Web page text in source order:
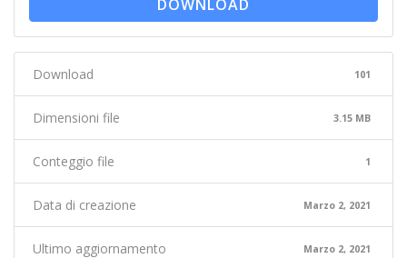
DOWNLOAD
Download 101
Dimensioni file 3.15 MB
Conteggio file 1
Data di creazione Marzo 2, 2021
Ultimo aggiornamento Marzo 2, 2021